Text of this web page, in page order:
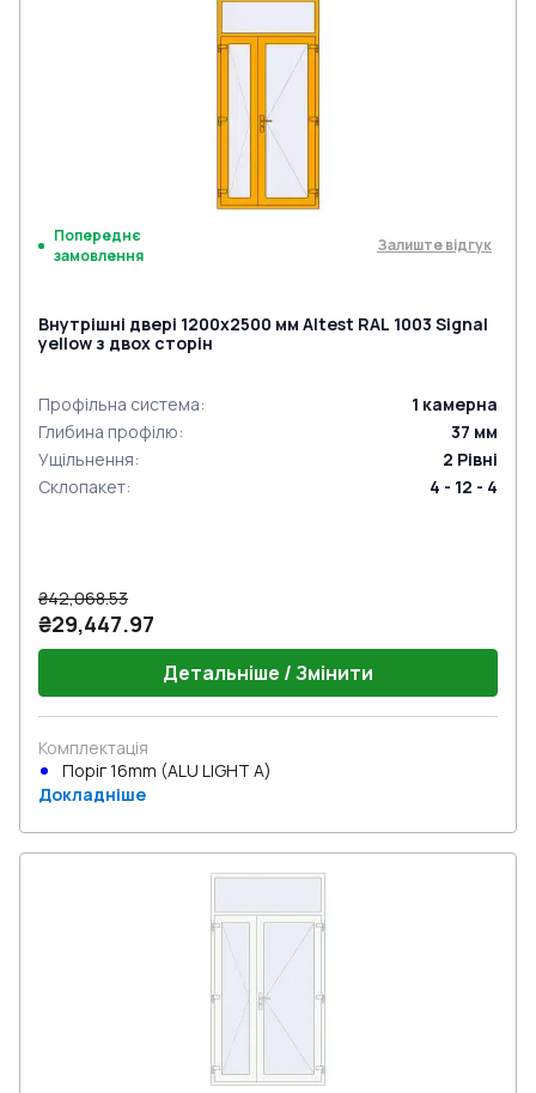
Попереднє
замовлення
Залиште відгук
Внутрішні двері 1200x2500 мм Altest RAL 1003 Signal
yellow з двох сторін
Профільна система: 1 камерна
Глибина профілю: 37 мм
Ущільнення: 2 Рівні
Склопакет: 4 - 12 - 4
₴42,068.53
₴29,447.97
Детальніше / Змінити
Комплектація
Поріг 16mm (ALU LIGHT A)
Докладніше